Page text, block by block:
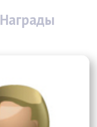
Награды